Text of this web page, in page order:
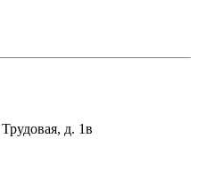
д. 1в